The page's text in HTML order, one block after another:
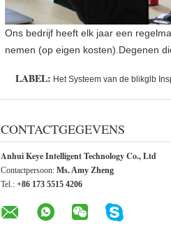
Ons bedrijf heeft elk jaar een
nemen (op eigen kosten).Degenen
LABEL: Het Systeem van de blikglb
CONTACTGEGEVENS
Anhui Keye Intelligent Technology Co., Ltd
Contactpersoon: Ms. Amy Zheng
Tel.: +86 173 5515 4206